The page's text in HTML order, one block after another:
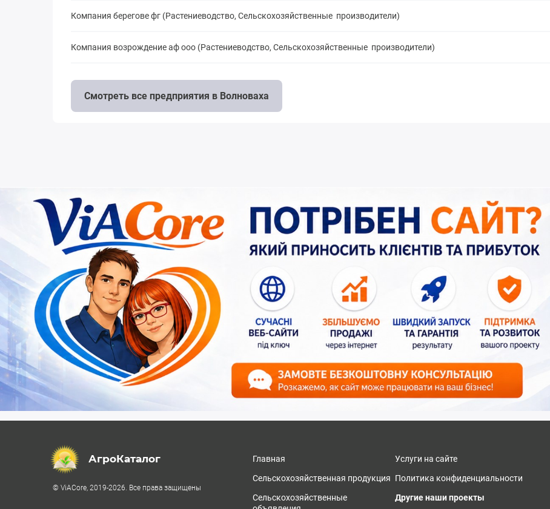
Компания берегове фг (Растениеводство, Сельскохозяйственные производители)
Компания возрождение аф ооо (Растениеводство, Сельскохозяйственные производители)
Смотреть все предприятия в Волноваха
АгроКаталог
© ViACore, 2019-2026. Все права защищены
Главная
Сельскохозяйственная продукция
Сельскохозяйственные
Услуги на сайте
Политика конфиденциальности
Другие наши проекты